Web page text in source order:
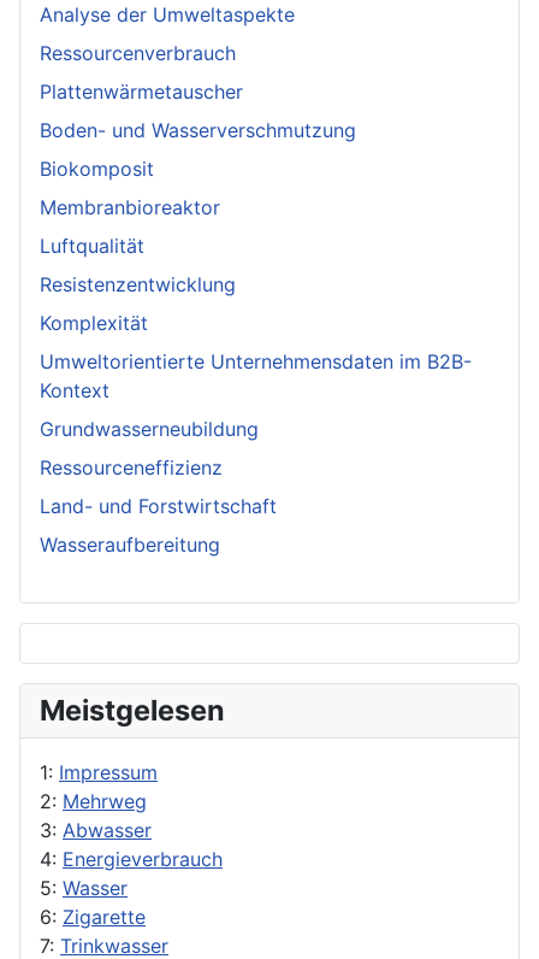
Analyse der Umweltaspekte
Ressourcenverbrauch
Plattenwärmetauscher
Boden- und Wasserverschmutzung
Biokomposit
Membranbioreaktor
Luftqualität
Resistenzentwicklung
Komplexität
Umweltorientierte Unternehmensdaten im B2B-
Kontext
Grundwasserneubildung
Ressourceneffizienz
Land- und Forstwirtschaft
Wasseraufbereitung
Meistgelesen
1: Impressum
2: Mehrweg
3: Abwasser
4: Energieverbrauch
5: Wasser
6: Zigarette
7: Trinkwasser